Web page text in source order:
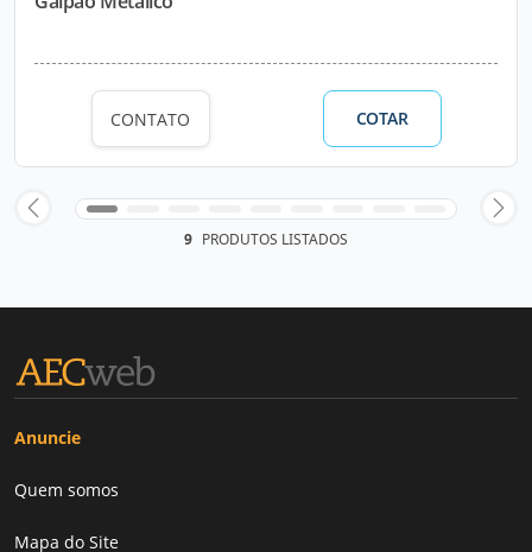
CONTATO COTAR
9 PRODUTOS LISTADOS
Anuncie
Quem somos
Mapa do Site